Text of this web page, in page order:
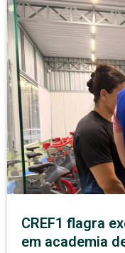
CREF1 flagra
em academia